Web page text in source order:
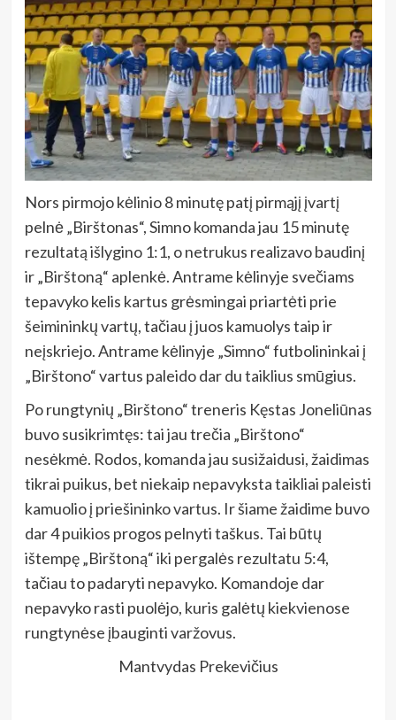
Nors pirmojo kėlinio 8 minutę patį pirmąjį įvartį
pelnė „Birštonas“, Simno komanda jau 15 minutę
rezultatą išlygino 1:1, o netrukus realizavo baudinį
ir „Birštoną“ aplenkė. Antrame kėlinyje svečiams
tepavyko kelis kartus grėsmingai priartėti prie
šeimininkų vartų, tačiau į juos kamuolys taip ir
neįskriejo. Antrame kėlinyje „Simno“ futbolininkai į
„Birštono“ vartus paleido dar du taiklius smūgius.
Po rungtynių „Birštono“ treneris Kęstas Joneliūnas
buvo susikrimtęs: tai jau trečia „Birštono“
nesėkmė. Rodos, komanda jau susižaidusi, žaidimas
tikrai puikus, bet niekaip nepavyksta taikliai paleisti
kamuolio į priešininko vartus. Ir šiame žaidime buvo
dar 4 puikios progos pelnyti taškus. Tai būtų
ištempę „Birštoną“ iki pergalės rezultatu 5:4,
tačiau to padaryti nepavyko. Komandoje dar
nepavyko rasti puolėjo, kuris galėtų kiekvienose
rungtynėse įbauginti varžovus.
Mantvydas Prekevičius